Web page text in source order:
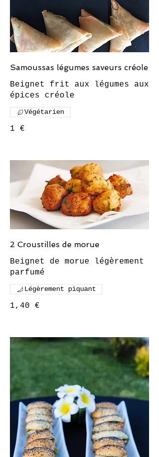
Samoussas légumes saveurs créole
Beignet frit aux légumes aux
1 €
Végétarien
2 Croustilles de morue
Beignet de morue légèrement
1,40 €
Légèrement piquant